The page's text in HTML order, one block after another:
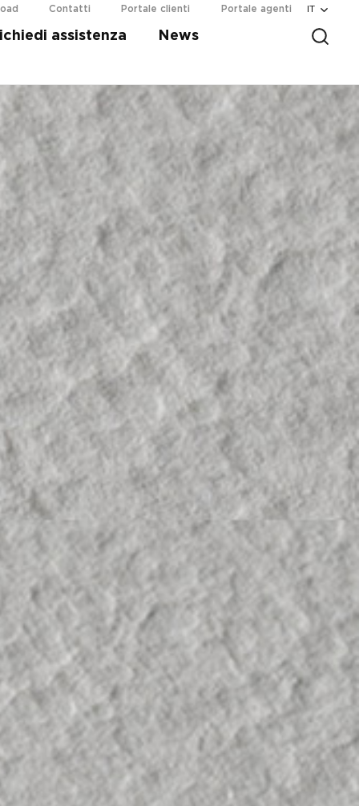
IT
Contatti Portale clienti Portale agenti
assistenza News